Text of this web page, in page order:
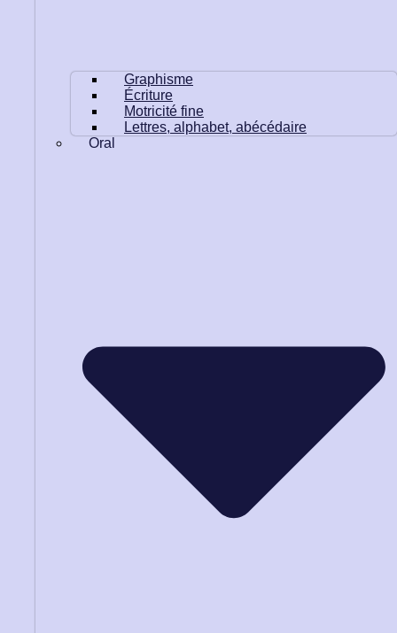
Graphisme
Écriture
Motricité fine
Lettres, alphabet, abécédaire
Oral